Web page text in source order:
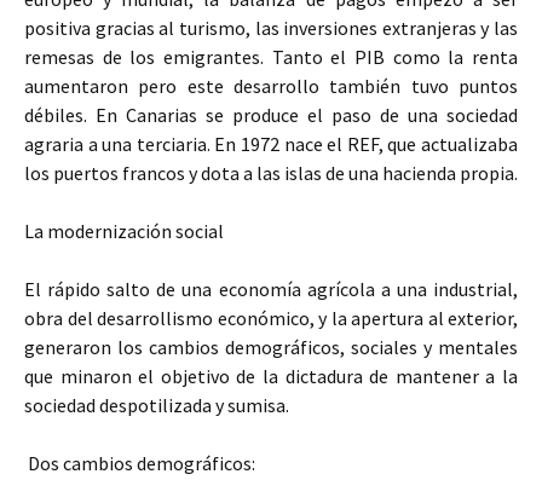
positiva gracias al turismo, las inversiones extranjeras y las
remesas de los emigrantes. Tanto el PIB como la renta
aumentaron pero este desarrollo también tuvo puntos
débiles. En Canarias se produce el paso de una sociedad
agraria a una terciaria. En 1972 nace el REF, que actualizaba
los puertos francos y dota a las islas de una hacienda propia.
La modernización social
El rápido salto de una economía agrícola a una industrial,
obra del desarrollismo económico, y la apertura al exterior,
generaron los cambios demográficos, sociales y mentales
que minaron el objetivo de la dictadura de mantener a la
sociedad despotilizada y sumisa.
Dos cambios demográficos: